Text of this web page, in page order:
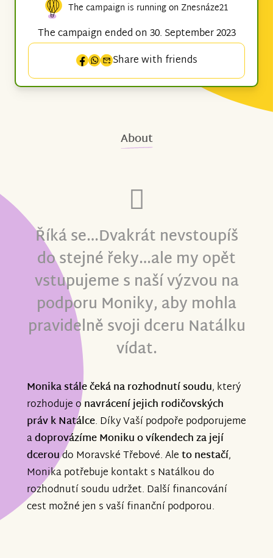
The campaign is running on Znesnáze21
The campaign ended on 30. September 2023
Share with friends
About
Říká se…Dvakrát nevstoupíš
do stejné řeky…ale my opět
vstupujeme s naší výzvou na
podporu Moniky, aby mohla
pravidelně svoji dceru Natálku
vídat.
Monika stále čeká na rozhodnutí soudu, který
rozhoduje onavrácení jejich rodičovských
práv k Natálce. Díky Vaší podpoře podporujeme
adoprovázíme Moniku o víkendech za její
dceroudo Moravské Třebové. Aleto nestačí,
Monika potřebuje kontakt s Natálkou do
rozhodnutí soudu udržet. Další financování
cest možné jen s vaší finanční podporou.